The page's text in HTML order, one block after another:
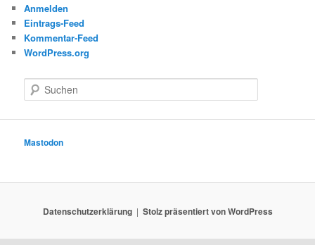
Anmelden
Eintrags-Feed
Kommentar-Feed
WordPress.org
u
e
Mastodon
Datenschutzerklärung Stolz präsentiert von WordPress